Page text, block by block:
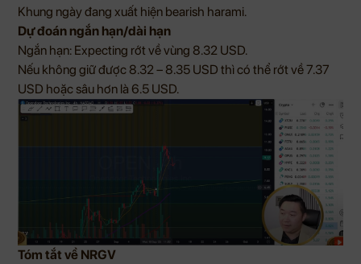
Khung ngày đang xuất hiện bearish harami.
Dự đoán ngắn hạn/dài hạn
Ngắn hạn: Expecting rớt về vùng 8.32 USD.
Nếu không giữ được 8.32 – 8.35 USD thì có thể rớt về 7.37
USD hoặc sâu hơn là 6.5 USD.
Tóm tắt về NRGV